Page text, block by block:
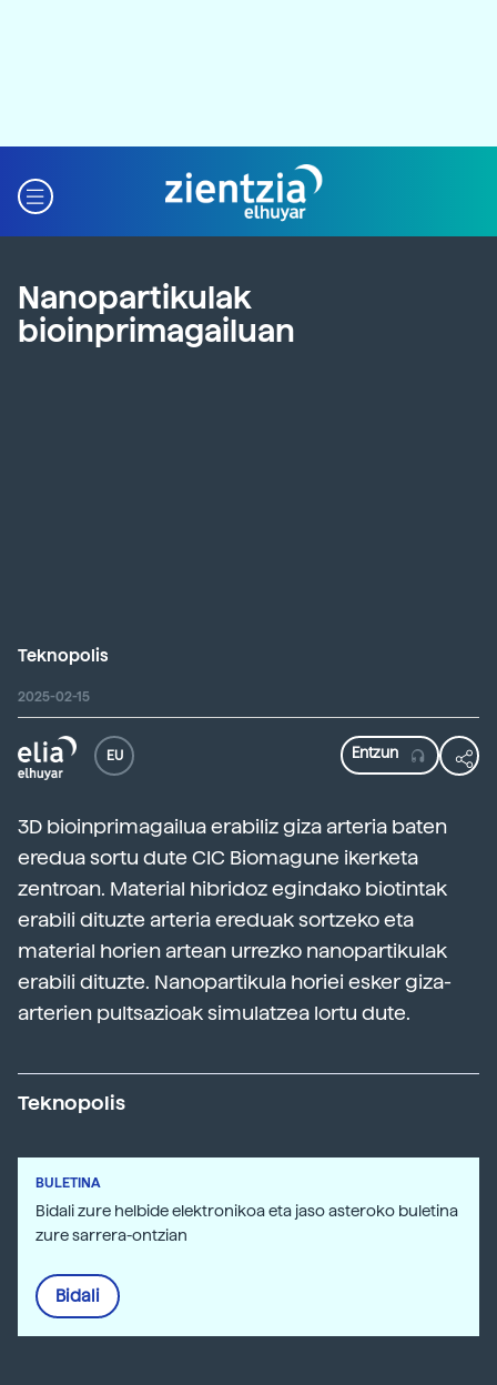
Nanopartikulak
bioinprimagailuan
Teknopolis
2025-02-15
EU
3D bioinprimagailua erabiliz giza arteria baten
eredua sortu dute CIC Biomagune ikerketa
zentroan. Material hibridoz egindako biotintak
erabili dituzte arteria ereduak sortzeko eta
material horien artean urrezko nanopartikulak
erabili dituzte. Nanopartikula horiei esker giza-
arterien pultsazioak simulatzea lortu dute.
Teknopolis
BULETINA
Bidali zure helbide elektronikoa eta jaso asteroko buletina
zure sarrera-ontzian
Bidali